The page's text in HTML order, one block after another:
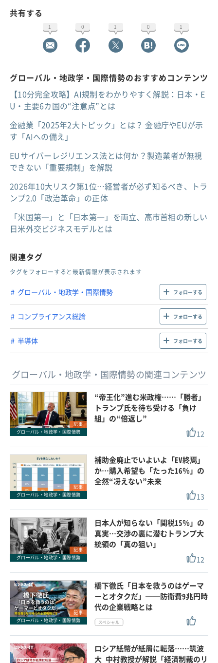
共有する
1 0 1 0 1
グローバル・地政学・国際情勢のおすすめコンテンツ
【10分完全攻略】AI規制をわかりやすく解説：日本・E
U・主要6カ国の“注意点”とは
金融業「2025年2大トピック」とは？ 金融庁やEUが示
す「AIへの備え」
EUサイバーレジリエンス法とは何か？製造業者が無視
できない「重要規制」を解説
2026年10大リスク第1位…経営者が必ず知るべき、トラ
ンプ2.0「政治革命」の正体
「米国第一」と「日本第一」を両立、高市首相の新しい
日米外交ビジネスモデルとは
関連タグ
タグをフォローすると最新情報が表示されます
グローバル・地政学・国際情勢 フォローする
コンプライアンス総論 フォローする
半導体 フォローする
グローバル・地政学・国際情勢の関連コンテンツ
記事
グローバル・地政学・国際情勢
“帝王化”進む米政権……「勝者」
トランプ氏を待ち受ける「負け
組」の“倍返し”
12
記事
グローバル・地政学・国際情勢
補助金廃止でいよいよ「EV終焉」
か…購入希望も「たった16％」の
全然“冴えない”未来
13
記事
グローバル・地政学・国際情勢
日本人が知らない「関税15％」の
真実…交渉の裏に潜むトランプ大
統領の「真の狙い」
12
記事
グローバル・地政学・国際情勢
橋下徹氏「日本を救うのはゲーマ
ーとオタクだ」──防衛費9兆円時
代の企業戦略とは
ロシア紙幣が紙屑に転落……筑波
大 中村教授が解説「経済制裁のリ